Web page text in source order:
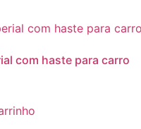
com haste para carro